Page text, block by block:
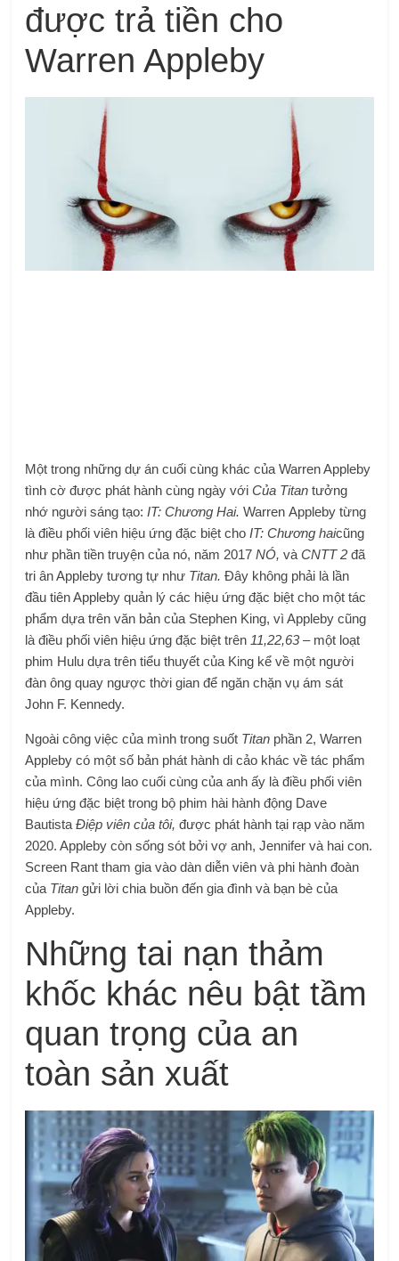
được trả tiền cho
Warren Appleby
Một trong những dự án cuối cùng khác của Warren Appleby
tình cờ được phát hành cùng ngày vớiCủa Titantưởng
nhớ người sáng tạo:IT: Chương Hai.Warren Appleby từng
là điều phối viên hiệu ứng đặc biệt choIT: Chương haicũng
như phần tiền truyện của nó, năm 2017NÓ,vàCNTT 2 đã
tri ân Appleby tương tự như Titan. Đây không phải là lần
đầu tiên Appleby quản lý các hiệu ứng đặc biệt cho một tác
phẩm dựa trên văn bản của Stephen King, vì Appleby cũng
là điều phối viên hiệu ứng đặc biệt trên 11,22,63– một loạt
phim Hulu dựa trên tiểu thuyết của King kể về một người
đàn ông quay ngược thời gian để ngăn chặn vụ ám sát
John F. Kennedy.
Ngoài công việc của mình trong suốt Titan phần 2, Warren
Appleby có một số bản phát hành di cảo khác về tác phẩm
của mình. Công lao cuối cùng của anh ấy là điều phối viên
hiệu ứng đặc biệt trong bộ phim hài hành động Dave
BautistaĐiệp viên của tôi, được phát hành tại rạp vào năm
2020. Appleby còn sống sót bởi vợ anh, Jennifer và hai con.
Screen Rant tham gia vào dàn diễn viên và phi hành đoàn
của Titan gửi lời chia buồn đến gia đình và bạn bè của
Appleby.
Những tai nạn thảm
khốc khác nêu bật tầm
quan trọng của an
toàn sản xuất